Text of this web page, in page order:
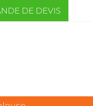
DE DEVIS